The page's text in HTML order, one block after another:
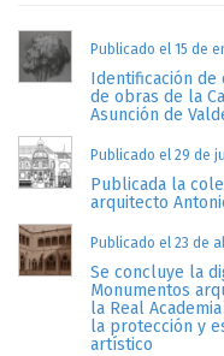
Publicado el 15 de
Identificación de
de obras de la
Asunción de
Publicado el 29 de
Publicada la
arquitecto
Publicado el 23 de
Se concluye la
Monumentos
la Real
la protección y
artístico